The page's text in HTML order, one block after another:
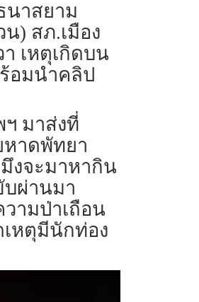
นาสยาม
) สภ.เมือง
เหตุเกิดบน
อมนำคลิป
มาส่งที่
าดพัทยา
งจะมาหากิน
บผ่านมา
ามป่าเถือน
หตุมีนักท่อง